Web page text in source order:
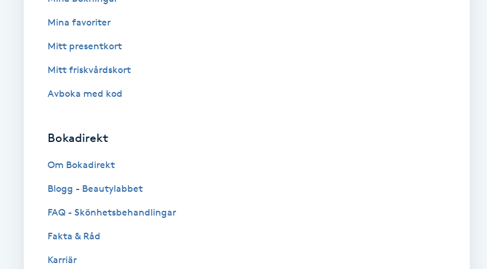
Fotsvamp
Fransförlängning
Fransförlängning Megavolym
Mina favoriter
Mitt presentkort
Mitt friskvårdskort
Avboka med kod
Bokadirekt
Om Bokadirekt
Blogg - Beautylabbet
FAQ - Skönhetsbehandlingar
Fakta & Råd
Karriär